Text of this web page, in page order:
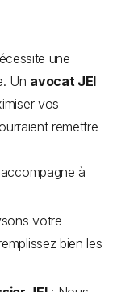
une
Un avocat JEI
vos
remettre
à
votre
bien les